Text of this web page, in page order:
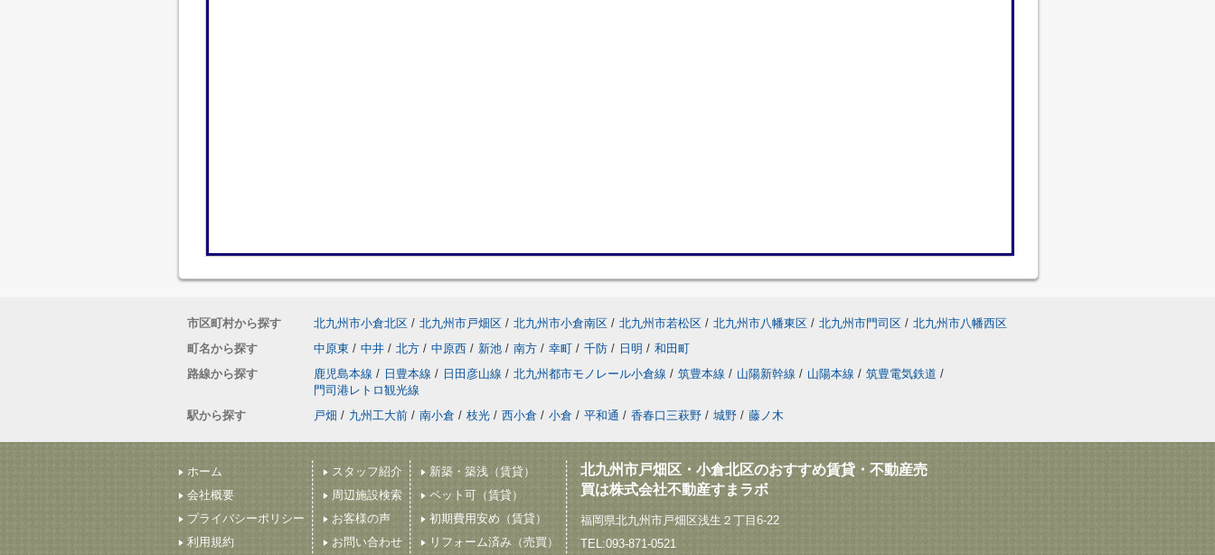
市区町村から探す 北九州市小倉北区 / 北九州市戸畑区 / 北九州市小倉南区 / 北九州市若松区 / 北九州市八幡東区 / 北九州市門司区 / 北九州市八幡西区
町名から探す
中原東 / 中井 / 北方 / 中原西 / 新池 / 南方 / 幸町 / 千防 / 日明 / 和田町
路線から探す
鹿児島本線 / 日豊本線 / 日田彦山線 / 北九州都市モノレール小倉線 / 筑豊本線 / 山陽新幹線 / 山陽本線 / 筑豊電気鉄道 /
門司港レトロ観光線
駅から探す
戸畑 / 九州工大前 / 南小倉 / 枝光 / 西小倉 / 小倉 / 平和通 / 香春口三萩野 / 城野 / 藤ノ木
ホーム
会社概要
プライバシーポリシー
利用規約
スタッフ紹介
周辺施設検索
お客様の声
お問い合わせ
新築・築浅（賃貸）
ペット可（賃貸）
初期費用安め（賃貸）
リフォーム済み（売買）
北九州市戸畑区・小倉北区のおすすめ賃貸・不動産売
買は株式会社不動産すまラボ
福岡県北九州市戸畑区浅生２丁目6-22
TEL:093-871-0521